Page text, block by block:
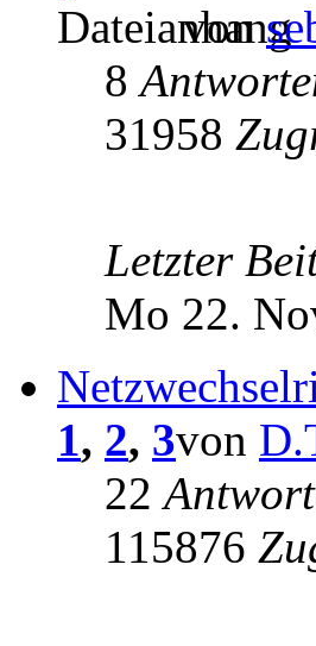
von
8
31958
Letzter
Mo 22.
1, 2, 3von
22
115876